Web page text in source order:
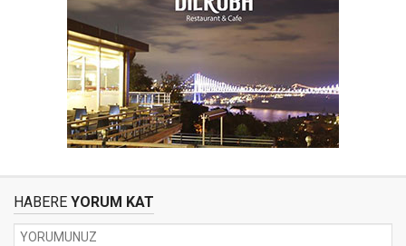
HABERE YORUM KAT